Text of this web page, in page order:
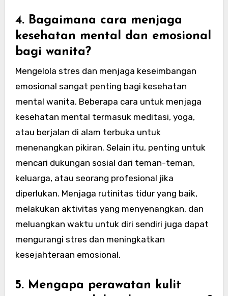
4. Bagaimana cara menjaga
kesehatan mental dan emosional
bagi wanita?
Mengelola stres dan menjaga keseimbangan
emosional sangat penting bagi kesehatan
mental wanita. Beberapa cara untuk menjaga
kesehatan mental termasuk meditasi, yoga,
atau berjalan di alam terbuka untuk
menenangkan pikiran. Selain itu, penting untuk
mencari dukungan sosial dari teman-teman,
keluarga, atau seorang profesional jika
diperlukan. Menjaga rutinitas tidur yang baik,
melakukan aktivitas yang menyenangkan, dan
meluangkan waktu untuk diri sendiri juga dapat
mengurangi stres dan meningkatkan
kesejahteraan emosional.
5. Mengapa perawatan kulit